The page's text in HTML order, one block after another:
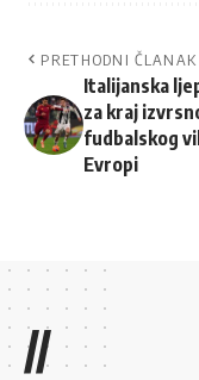
PRETHODNI ČLANAK
Italijanska
za kraj
fudbalskog
Evropi
//